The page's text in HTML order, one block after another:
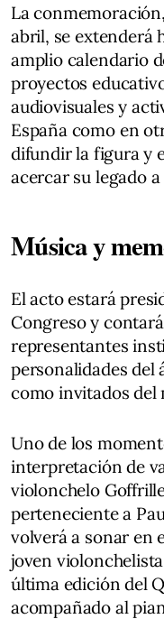
La
abril, se extenderá
amplio calendario
proyectos
audiovisuales y
España como en
difundir la figura y
acercar su legado
Música y
El acto estará
Congreso y
representantes
personalidades del
como invitados del
Uno de los
interpretación de
violonchelo
perteneciente a
volverá a sonar en
joven
última edición del
acompañado al